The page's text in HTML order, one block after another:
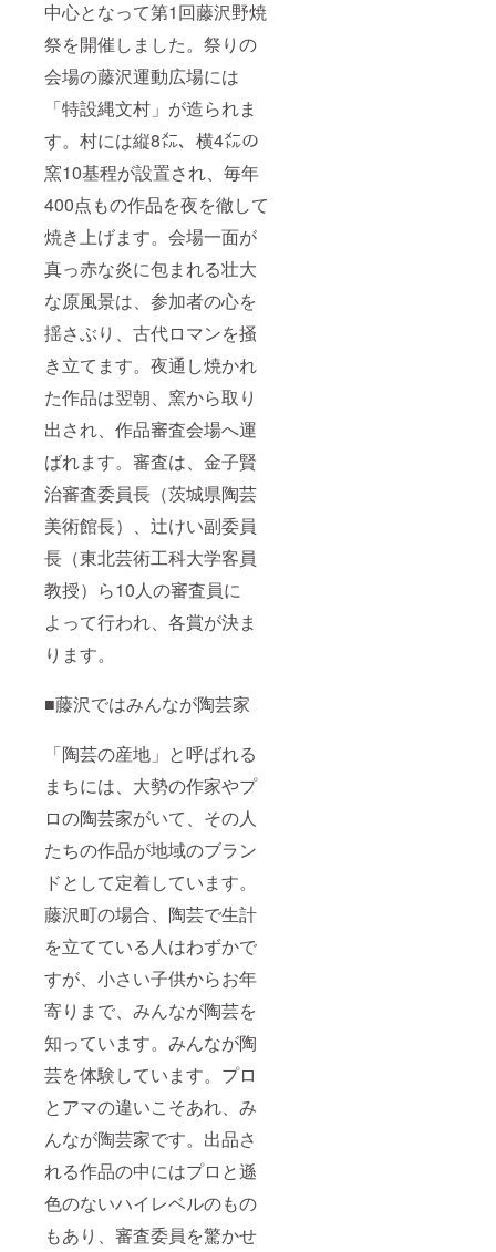
中心となって第1回藤沢野焼
祭を開催しました。祭りの
会場の藤沢運動広場には
「特設縄文村」が造られま
す。村には縦8㍍、横4㍍の
窯10基程が設置され、毎年
400点もの作品を夜を徹して
焼き上げます。会場一面が
真っ赤な炎に包まれる壮大
な原風景は、参加者の心を
揺さぶり、古代ロマンを掻
き立てます。夜通し焼かれ
た作品は翌朝、窯から取り
出され、作品審査会場へ運
ばれます。審査は、金子賢
治審査委員長（茨城県陶芸
美術館長）、辻けい副委員
長（東北芸術工科大学客員
教授）ら10人の審査員に
よって行われ、各賞が決ま
ります。
■藤沢ではみんなが陶芸家
「陶芸の産地」と呼ばれる
まちには、大勢の作家やプ
ロの陶芸家がいて、その人
たちの作品が地域のブラン
ドとして定着しています。
藤沢町の場合、陶芸で生計
を立てている人はわずかで
すが、小さい子供からお年
寄りまで、みんなが陶芸を
知っています。みんなが陶
芸を体験しています。プロ
とアマの違いこそあれ、み
んなが陶芸家です。出品さ
れる作品の中にはプロと遜
色のないハイレベルのもの
もあり、審査委員を驚かせ